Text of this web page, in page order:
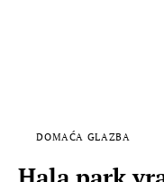
DOMAĆA GLAZBA